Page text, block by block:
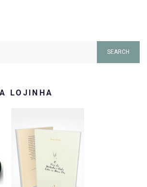
SEARCH
LOJINHA